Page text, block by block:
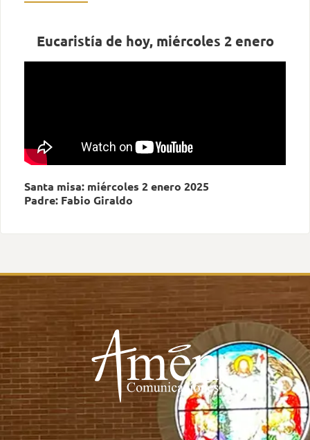
Eucaristía de hoy, miércoles 2 enero
Santa misa: miércoles 2 enero 2025
Padre: Fabio Giraldo